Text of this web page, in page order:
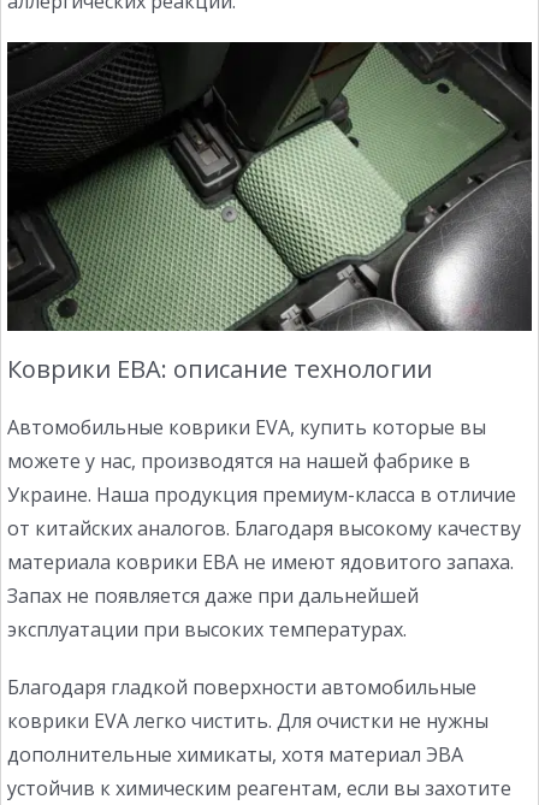
Коврики ЕВА: описание технологии
Автомобильные коврики EVA, купить которые вы
можете у нас, производятся на нашей фабрике в
Украине. Наша продукция премиум-класса в отличие
от китайских аналогов. Благодаря высокому качеству
материала коврики ЕВА не имеют ядовитого запаха.
Запах не появляется даже при дальнейшей
эксплуатации при высоких температурах.
Благодаря гладкой поверхности автомобильные
коврики EVA легко чистить. Для очистки не нужны
дополнительные химикаты, хотя материал ЭВА
устойчив к химическим реагентам, если вы захотите